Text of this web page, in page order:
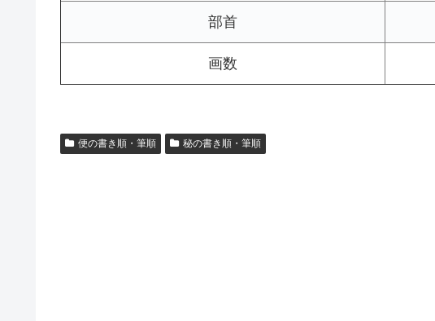
部首
画数
便の書き順・筆順 秘の書き順・筆順